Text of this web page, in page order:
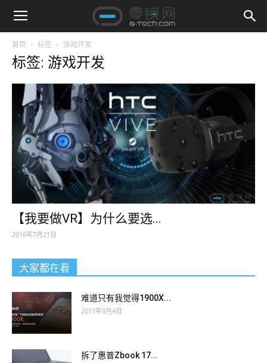
首页 标签 游戏开发
标签: 游戏开发
【我要做VR】为什么要选...
2016年7月21日
大家都在看
难道只有我觉得1900X...
2017年9月4日
拆了惠普Zbook 17...